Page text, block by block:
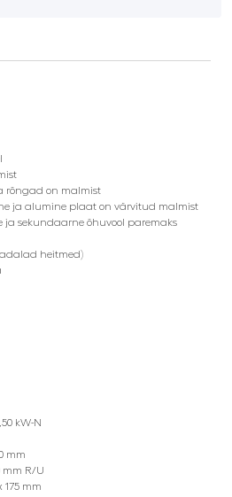
rõngad on malmist
ja alumine plaat on värvitud malmist
ja sekundaarne õhuvool paremaks
heitmed)
kW-N
mm
mm R/U
175 mm